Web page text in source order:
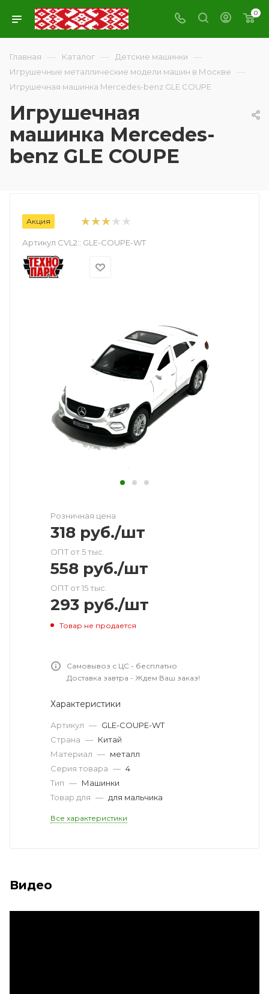
0
Главная — Каталог — Детские машинки —
Игрушечные металлические модели машин в Москве —
Игрушечная машинка Mercedes-benz GLE COUPE
Игрушечная
машинка Mercedes-
benz GLE COUPE
Акция
Артикул CVL2:: GLE-COUPE-WT
Розничная цена
318 руб./шт
ОПТ от 5 тыс.
558 руб./шт
ОПТ от 15 тыс.
293 руб./шт
Товар не продается
Самовывоз с ЦС - бесплатно
Доставка завтра - Ждем Ваш заказ!
Характеристики
Артикул — GLE-COUPE-WT
Страна — Китай
Материал — металл
Серия товара — 4
Тип — Машинки
Товар для — для мальчика
Все характеристики
Видео